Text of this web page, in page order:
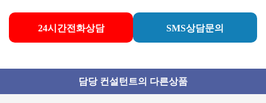
24시간전화상담 SMS상담문의
담당 컨설턴트의 다른상품